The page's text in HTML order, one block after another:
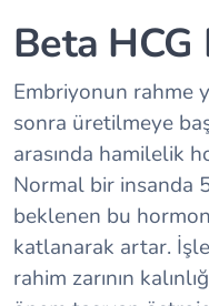
Beta HCG
Embriyonun rahme
sonra üretilmeye
arasında hamilelik
Normal bir insanda
beklenen bu
katlanarak artar.
rahim zarının